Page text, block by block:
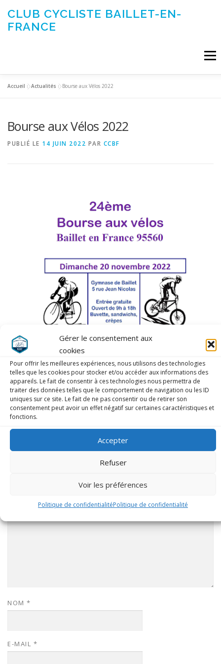
Gérer le consentement aux
cookies
Pour offrir les meilleures expériences, nous utilisons des technologies
telles que les cookies pour stocker et/ou accéder aux informations des
appareils. Le fait de consentir à ces technologies nous permettra de
traiter des données telles que le comportement de navigation ou les ID
uniques sur ce site. Le fait de ne pas consentir ou de retirer son
consentement peut avoir un effet négatif sur certaines caractéristiques et
fonctions.
Accepter
Refuser
Voir les préférences
Politique de confidentialitéPolitique de confidentialité
contenu
CLUB CYCLISTE BAILLET-EN-
FRANCE
Menu
SORTIES CLUB CONTACTEZ-NOUS
Accueil »Actualités »Bourse aux Vélos 2022
Bourse aux Vélos 2022
PUBLIÉ LE 14 JUIN 2022 PAR CCBF
Vous pouvez télécharger le bulletin d’inscription ici : Bulletin de
participation
LAISSER UN COMMENTAIRE
NOM *
E-MAIL *